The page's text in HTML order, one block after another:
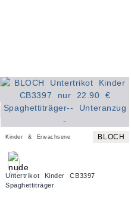
Kinder & Erwachsene BLOCH
Untertrikot Kinder CB3397
Spaghettiträger